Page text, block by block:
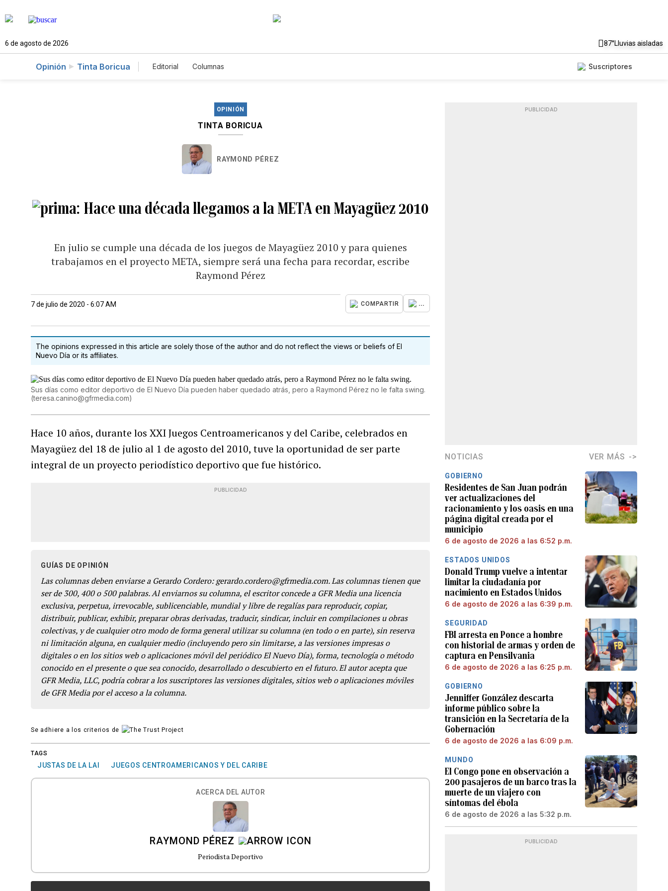
6 de agosto de 2026 87°Lluvias aisladas
Opinión Tinta Boricua Editorial Columnas Suscriptores
OPINIÓN
TINTA BORICUA
RAYMOND PÉREZ
Hace una década llegamos a la META en Mayagüez 2010
En julio se cumple una década de los juegos de Mayagüez 2010 y para quienes
trabajamos en el proyecto META, siempre será una fecha para recordar, escribe
Raymond Pérez
7 de julio de 2020 - 6:07 AM COMPARTIR ...
The opinions expressed in this article are solely those of the author and do not reflect the views or beliefs of El
Nuevo Día or its affiliates.
Sus días como editor deportivo de El Nuevo Día pueden haber quedado atrás, pero a Raymond Pérez no le falta swing.
(teresa.canino@gfrmedia.com)
Hace 10 años, durante los XXI Juegos Centroamericanos y del Caribe, celebrados en
Mayagüez del 18 de julio al 1 de agosto del 2010, tuve la oportunidad de ser parte
integral de un proyecto periodístico deportivo que fue histórico.
PUBLICIDAD
GUÍAS DE OPINIÓN
Las columnas deben enviarse a Gerardo Cordero: gerardo.cordero@gfrmedia.com. Las columnas tienen que
ser de 300, 400 o 500 palabras. Al enviarnos su columna, el escritor concede a GFR Media una licencia
exclusiva, perpetua, irrevocable, sublicenciable, mundial y libre de regalías para reproducir, copiar,
distribuir, publicar, exhibir, preparar obras derivadas, traducir, sindicar, incluir en compilaciones u obras
colectivas, y de cualquier otro modo de forma general utilizar su columna (en todo o en parte), sin reserva
ni limitación alguna, en cualquier medio (incluyendo pero sin limitarse, a las versiones impresas o
digitales o en los sitios web o aplicaciones móvil del periódico El Nuevo Día), forma, tecnología o método
conocido en el presente o que sea conocido, desarrollado o descubierto en el futuro. El autor acepta que
GFR Media, LLC, podría cobrar a los suscriptores las versiones digitales, sitios web o aplicaciones móviles
de GFR Media por el acceso a la columna.
Se adhiere a los criterios de
TAGS
JUSTAS DE LA LAI JUEGOS CENTROAMERICANOS Y DEL CARIBE
ACERCA DEL AUTOR
RAYMOND PÉREZ
Periodista Deportivo
PUBLICIDAD
NOTICIAS VER MÁS
GOBIERNO
Residentes de San Juan podrán
ver actualizaciones del
racionamiento y los oasis en una
página digital creada por el
municipio
6 de agosto de 2026 a las 6:52 p.m.
ESTADOS UNIDOS
Donald Trump vuelve a intentar
limitar la ciudadanía por
nacimiento en Estados Unidos
6 de agosto de 2026 a las 6:39 p.m.
SEGURIDAD
FBI arresta en Ponce a hombre
con historial de armas y orden de
captura en Pensilvania
6 de agosto de 2026 a las 6:25 p.m.
GOBIERNO
Jenniffer González descarta
informe público sobre la
transición en la Secretaría de la
Gobernación
6 de agosto de 2026 a las 6:09 p.m.
MUNDO
El Congo pone en observación a
200 pasajeros de un barco tras la
muerte de un viajero con
síntomas del ébola
6 de agosto de 2026 a las 5:32 p.m.
PUBLICIDAD